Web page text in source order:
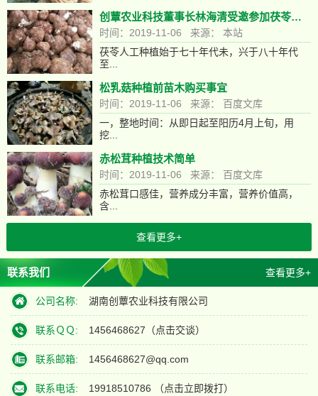
创蕈农业科技董事长林海清受邀参加茯苓产业技术创新战略联盟
时间：2019-11-06 来源： 本站
茯苓人工种植始于七十年代未，兴于八十年代
至...
松乳菇种植前苗木购买事宜
时间：2019-11-06 来源： 百度文库
一，整地时间：从即日起至阳历4月上旬，用
挖...
赤松茸种植技术简单
时间：2019-11-06 来源： 百度文库
赤松茸口感佳，营养成分丰富，营养价值高，
含...
查看更多+
联系我们 查看更多+
公司名称: 湖南创蕈农业科技有限公司
联系ＱＱ: 1456468627 （点击交谈）
联系邮箱: 1456468627@qq.com
联系电话: 19918510786 （点击立即拨打）